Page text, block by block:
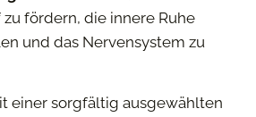
fördern, die innere Ruhe
und das Nervensystem zu
einer sorgfältig ausgewählten